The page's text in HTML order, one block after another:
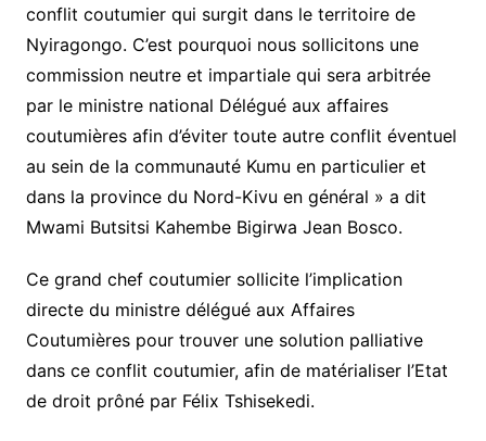
conflit coutumier qui surgit dans le territoire de
Nyiragongo. C’est pourquoi nous sollicitons une
commission neutre et impartiale qui sera arbitrée
par le ministre national Délégué aux affaires
coutumières afin d’éviter toute autre conflit éventuel
au sein de la communauté Kumu en particulier et
dans la province du Nord-Kivu en général » a dit
Mwami Butsitsi Kahembe Bigirwa Jean Bosco.
Ce grand chef coutumier sollicite l’implication
directe du ministre délégué aux Affaires
Coutumières pour trouver une solution palliative
dans ce conflit coutumier, afin de matérialiser l’Etat
de droit prôné par Félix Tshisekedi.